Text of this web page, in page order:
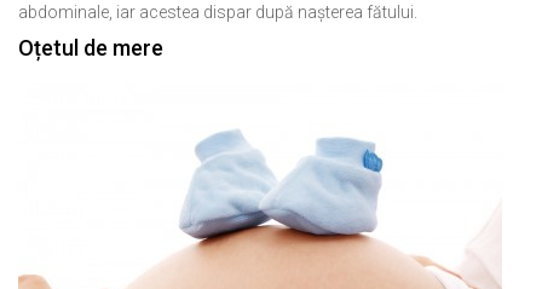
abdominale, iar acestea dispar după nașterea fătului.
Oțetul de mere